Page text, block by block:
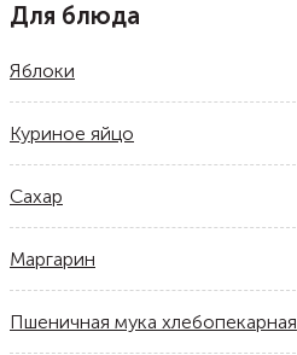
Для блюда
Яблоки
Куриное яйцо
Сахар
Маргарин
Пшеничная мука хлебопекарная